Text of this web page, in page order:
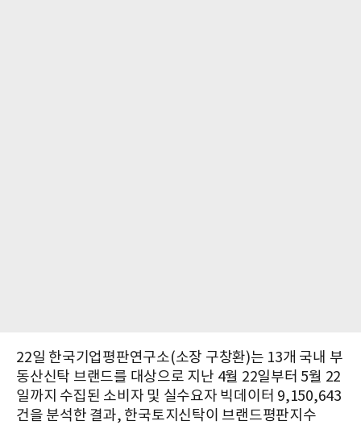
22일 한국기업평판연구소(소장 구창환)는 13개 국내 부
동산신탁 브랜드를 대상으로 지난 4월 22일부터 5월 22
일까지 수집된 소비자 및 실수요자 빅데이터 9,150,643
건을 분석한 결과, 한국토지신탁이 브랜드평판지수